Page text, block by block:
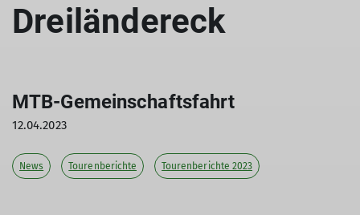
Dreiländereck
MTB-Gemeinschaftsfahrt
12.04.2023
News Tourenberichte Tourenberichte 2023